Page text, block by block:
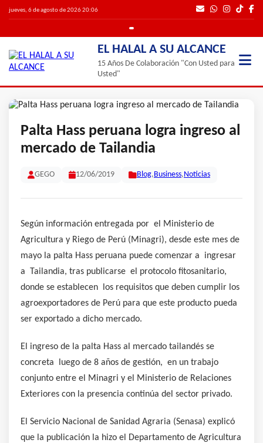
jueves, 6 de agosto de 2026 20:06
EL HALAL A SU ALCANCE
15 Años De Colaboración "Con Usted para
Usted"
Palta Hass peruana logra ingreso al
mercado de Tailandia
GEGO 12/06/2019 Blog, Business, Noticias
Según información entregada por el Ministerio de
Agricultura y Riego de Perú (Minagri), desde este mes de
mayo la palta Hass peruana puede comenzar a ingresar
a Tailandia, tras publicarse el protocolo fitosanitario,
donde se establecen los requisitos que deben cumplir los
agroexportadores de Perú para que este producto pueda
ser exportado a dicho mercado.
El ingreso de la palta Hass al mercado tailandés se
concreta luego de 8 años de gestión, en un trabajo
conjunto entre el Minagri y el Ministerio de Relaciones
Exteriores con la presencia continúa del sector privado.
El Servicio Nacional de Sanidad Agraria (Senasa) explicó
que la publicación la hizo el Departamento de Agricultura